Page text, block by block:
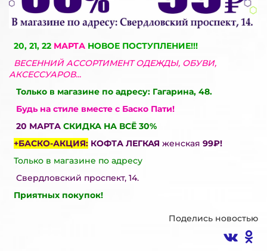
20, 21, 22 МАРТА НОВОЕ ПОСТУПЛЕНИЕ!!!
ВЕСЕННИЙ АССОРТИМЕНТ ОДЕЖДЫ, ОБУВИ,
АКСЕССУАРОВ...
Только в магазине по адресу: Гагарина, 48.
Будь на стиле вместе с Баско Пати!
20 МАРТА СКИДКА НА ВСЁ 30%
+БАСКО-АКЦИЯ: КОФТА ЛЕГКАЯ женская 99₽!
Только в магазине по адресу
Свердловский проспект, 14.
Приятных покупок!
Поделись новостью